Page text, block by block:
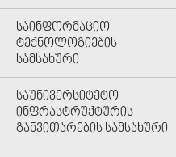
ᲡᲐᲘᲜᲤᲝᲠᲛᲐᲪᲘᲝ
ᲢᲔᲥᲜᲝᲚᲝᲒᲘᲔᲑᲘᲡ
ᲡᲐᲛᲡᲐᲮᲣᲠᲘ
ᲡᲐᲣᲜᲘᲕᲔᲠᲡᲘᲢᲔᲢᲝ
ᲘᲜᲤᲠᲐᲡᲢᲠᲣᲥᲢᲣᲠᲘᲡ
ᲒᲐᲜᲕᲘᲗᲐᲠᲔᲑᲘᲡ ᲡᲐᲛᲡᲐᲮᲣᲠᲘ